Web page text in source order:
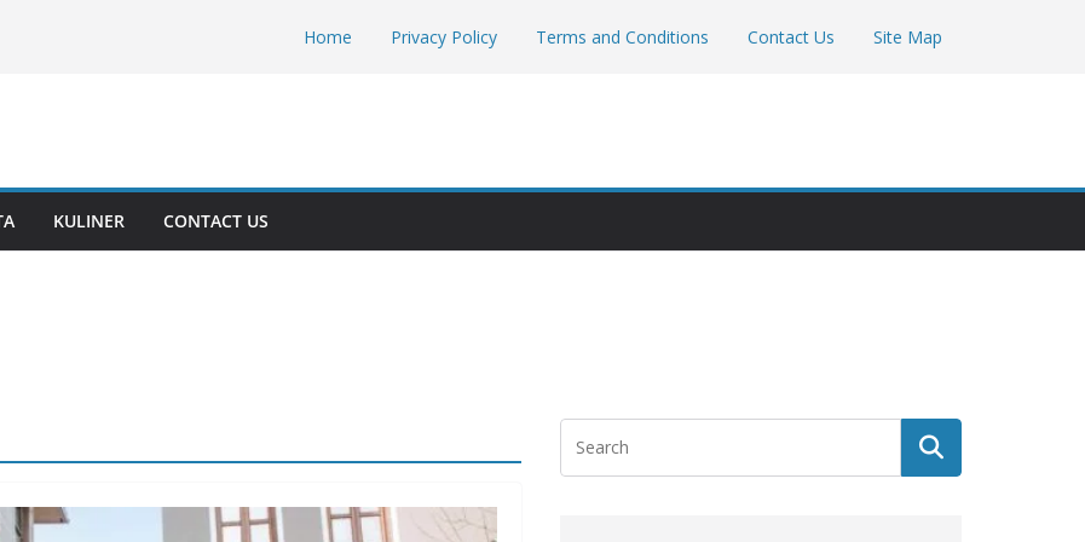
Home Privacy Policy Terms and Conditions Contact Us Site Map
KULINER CONTACT US